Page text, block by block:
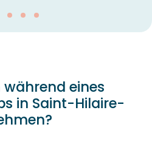
eines
in Saint-Hilaire-